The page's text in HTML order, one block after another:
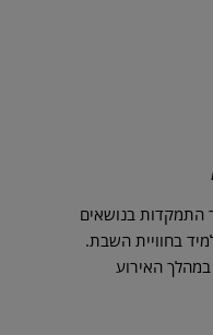
התמקדות בנושאים
בחוויית השבת.
האירוע